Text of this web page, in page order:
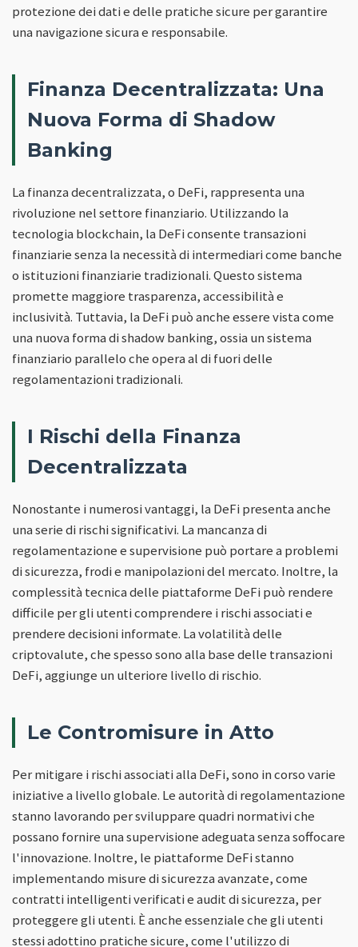
protezione dei dati e delle pratiche sicure per garantire
una navigazione sicura e responsabile.
Finanza Decentralizzata: Una
Nuova Forma di Shadow
Banking
La finanza decentralizzata, o DeFi, rappresenta una
rivoluzione nel settore finanziario. Utilizzando la
tecnologia blockchain, la DeFi consente transazioni
finanziarie senza la necessità di intermediari come banche
o istituzioni finanziarie tradizionali. Questo sistema
promette maggiore trasparenza, accessibilità e
inclusività. Tuttavia, la DeFi può anche essere vista come
una nuova forma di shadow banking, ossia un sistema
finanziario parallelo che opera al di fuori delle
regolamentazioni tradizionali.
I Rischi della Finanza
Decentralizzata
Nonostante i numerosi vantaggi, la DeFi presenta anche
una serie di rischi significativi. La mancanza di
regolamentazione e supervisione può portare a problemi
di sicurezza, frodi e manipolazioni del mercato. Inoltre, la
complessità tecnica delle piattaforme DeFi può rendere
difficile per gli utenti comprendere i rischi associati e
prendere decisioni informate. La volatilità delle
criptovalute, che spesso sono alla base delle transazioni
DeFi, aggiunge un ulteriore livello di rischio.
Le Contromisure in Atto
Per mitigare i rischi associati alla DeFi, sono in corso varie
iniziative a livello globale. Le autorità di regolamentazione
stanno lavorando per sviluppare quadri normativi che
possano fornire una supervisione adeguata senza soffocare
l'innovazione. Inoltre, le piattaforme DeFi stanno
implementando misure di sicurezza avanzate, come
contratti intelligenti verificati e audit di sicurezza, per
proteggere gli utenti. È anche essenziale che gli utenti
stessi adottino pratiche sicure, come l'utilizzo di